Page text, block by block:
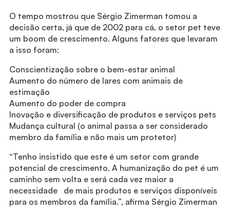
O tempo mostrou que Sérgio Zimerman tomou a
decisão certa, já que de 2002 para cá, o setor pet teve
um boom de crescimento. Alguns fatores que levaram
a isso foram:
Conscientização sobre o bem-estar animal
Aumento do número de lares com animais de
estimação
Aumento do poder de compra
Inovação e diversificação de produtos e serviços pets
Mudança cultural (o animal passa a ser considerado
membro da família e não mais um protetor)
“Tenho insistido que este é um setor com grande
potencial de crescimento. A humanização do pet é um
caminho sem volta e será cada vez maior a
necessidade de mais produtos e serviços disponíveis
para os membros da família.”, afirma Sérgio Zimerman